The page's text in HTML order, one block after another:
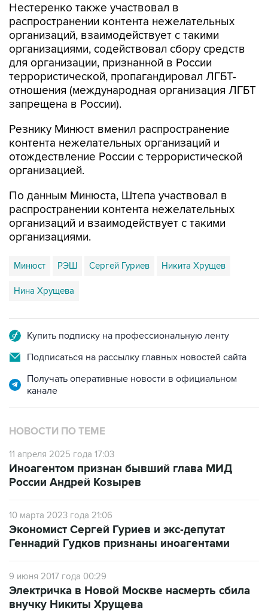
Нестеренко также участвовал в
распространении контента нежелательных
организаций, взаимодействует с такими
организациями, содействовал сбору средств
для организации, признанной в России
террористической, пропагандировал ЛГБТ-
отношения (международная организация ЛГБТ
запрещена в России).
Резнику Минюст вменил распространение
контента нежелательных организаций и
отождествление России с террористической
организацией.
По данным Минюста, Штепа участвовал в
распространении контента нежелательных
организаций и взаимодействует с такими
организациями.
Минюст РЭШ Сергей Гуриев Никита Хрущев
Нина Хрущева
Купить подписку на профессиональную ленту
Подписаться на рассылку главных новостей сайта
Получать оперативные новости в официальном
канале
НОВОСТИ ПО ТЕМЕ
11 апреля 2025 года 17:03
Иноагентом признан бывший глава МИД
России Андрей Козырев
10 марта 2023 года 21:06
Экономист Сергей Гуриев и экс-депутат
Геннадий Гудков признаны иноагентами
9 июня 2017 года 00:29
Электричка в Новой Москве насмерть сбила
внучку Никиты Хрущева